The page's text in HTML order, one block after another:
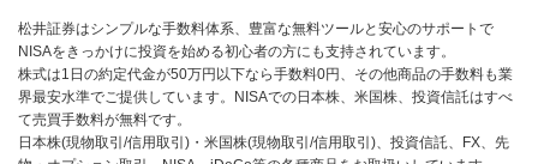
松井証券はシンプルな手数料体系、豊富な無料ツールと安心のサポートで
NISAをきっかけに投資を始める初心者の方にも支持されています。
株式は1日の約定代金が50万円以下なら手数料0円、その他商品の手数料も業
界最安水準でご提供しています。NISAでの日本株、米国株、投資信託はすべ
て売買手数料が無料です。
日本株(現物取引/信用取引)・米国株(現物取引/信用取引)、投資信託、FX、先